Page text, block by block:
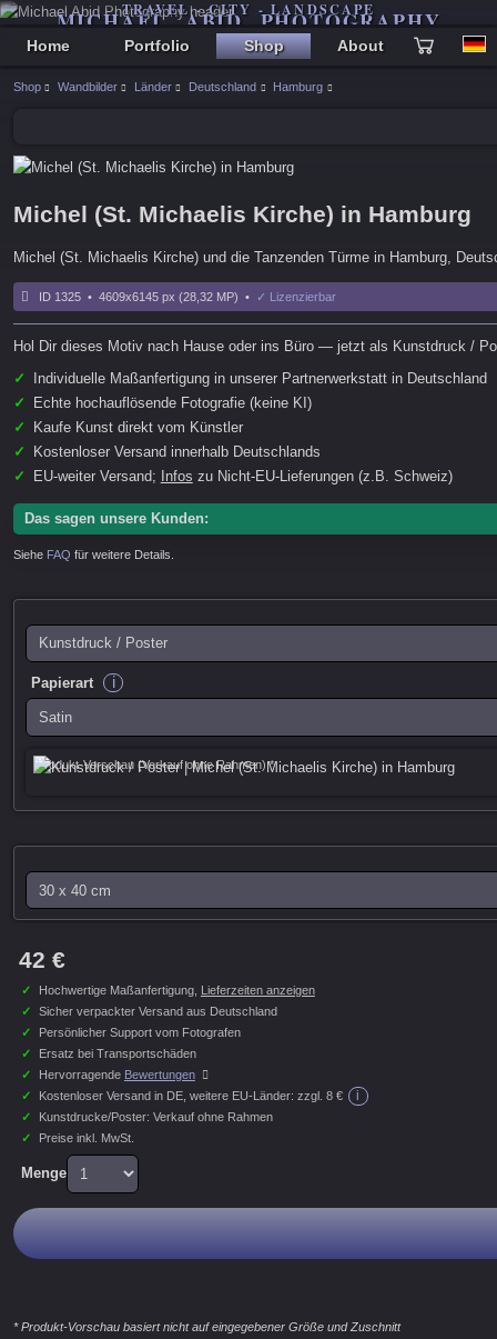
MICHAEL ABID PHOTOGRAPHY
TRAVEL - CITY - LANDSCAPE
Home Portfolio Shop About
Shop Wandbilder Länder Deutschland Hamburg
Michel (St. Michaelis Kirche) in Hamburg
Michel (St. Michaelis Kirche) und die Tanzenden Türme in Hamburg,
ID 1325 • 4609x6145 px (28,32 MP) • ✓ Lizenzierbar
Hol Dir dieses Motiv nach Hause oder ins Büro — jetzt als Kunstdruck /
✓
Individuelle Maßanfertigung in unserer Partnerwerkstatt in Deutschland
✓
Echte hochauflösende Fotografie (keine KI)
✓
Kaufe Kunst direkt vom Künstler
✓
Kostenloser Versand innerhalb Deutschlands
✓
EU-weiter Versand; Infos zu Nicht-EU-Lieferungen (z.B. Schweiz)
Das sagen unsere Kunden:
Siehe FAQ für weitere Details.
Papierart i
Produkt-Vorschau (Verkauf ohne Rahmen) *
42 €
✓ Hochwertige Maßanfertigung, Lieferzeiten anzeigen
✓
Sicher verpackter Versand aus Deutschland
✓
Persönlicher Support vom Fotografen
✓
Ersatz bei Transportschäden
✓
Hervorragende Bewertungen
✓
Kostenloser Versand in DE, weitere EU-Länder: zzgl. 8 € i
✓
Kunstdrucke/Poster: Verkauf ohne Rahmen
✓
Preise inkl. MwSt.
Menge
* Produkt-Vorschau basiert nicht auf eingegebener Größe und Zuschnitt